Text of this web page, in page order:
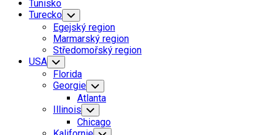
Tunisko
Turecko Toggle
Child
Menu
Egejský region
Marmarský region
Středomořský region
Current
Page
Parent
USA Toggle
Child
Menu
Florida
Georgie Toggle
Child
Menu
Atlanta
Illinois Toggle
Child
Menu
Chicago